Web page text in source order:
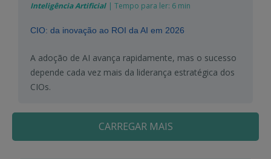
Inteligência Artificial | Tempo para ler: 6 min
CIO: da inovação ao ROI da AI em 2026
A adoção de AI avança rapidamente, mas o sucesso
depende cada vez mais da liderança estratégica dos
CIOs.
CARREGAR MAIS